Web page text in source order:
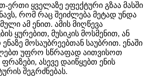
ერთი ყველაზე ეფექტური გზაა მასში
რომ რაც შეიძლება მეტად უნდა
ამ ენით. ამის მიღწევა
ყურებით, მუსიკის მოსმენით, ან
მოსაუბრეებთან საუბრით. ენაში
უფრო სწრაფად აითვისოთ
ფრაზები, ასევე დაიწყებთ ენის
შეგრძნებას.